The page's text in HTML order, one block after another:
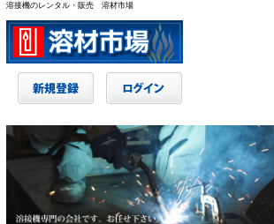
溶接機のレンタル・販売 溶材市場